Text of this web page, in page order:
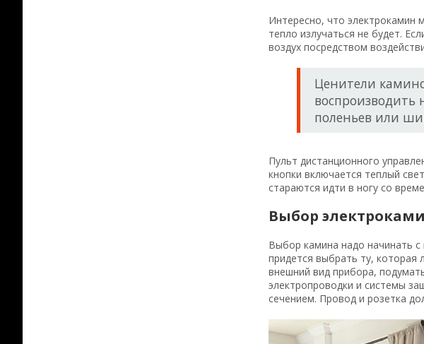
Интересно, что электрокамин
тепло излучаться не будет.
воздух посредством
Ценители
поленьев или
Пульт дистанционного
кнопки включается теплый
стараются идти в ногу со
Выбор
Выбор камина надо начинать с
придется выбрать ту,
внешний вид прибора,
электропроводки и системы
сечением. Провод и розетка